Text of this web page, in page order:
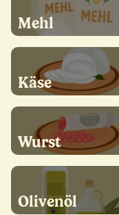
Mehl
Käse
Wurst
Olivenöl